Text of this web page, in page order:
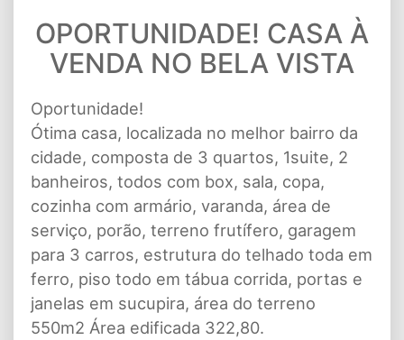
OPORTUNIDADE! CASA À
VENDA NO BELA VISTA
Oportunidade!
Ótima casa, localizada no melhor bairro da
cidade, composta de 3 quartos, 1suite, 2
banheiros, todos com box, sala, copa,
cozinha com armário, varanda, área de
serviço, porão, terreno frutífero, garagem
para 3 carros, estrutura do telhado toda em
ferro, piso todo em tábua corrida, portas e
janelas em sucupira, área do terreno
550m2 Área edificada 322,80.